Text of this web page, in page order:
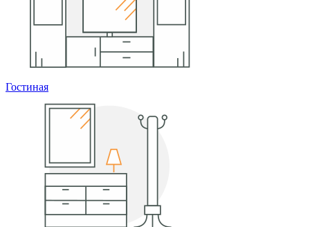
Гостиная